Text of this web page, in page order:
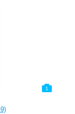
1